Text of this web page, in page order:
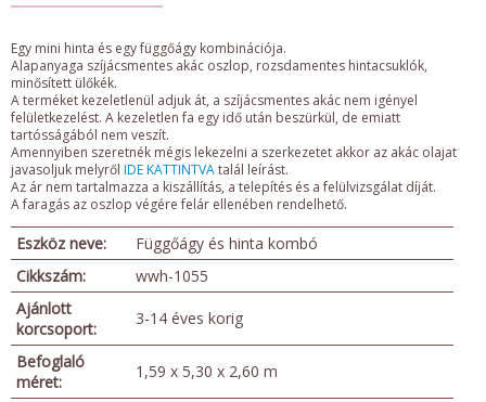
Egy mini hinta és egy függőágy kombinációja.
Alapanyaga szíjácsmentes akác oszlop, rozsdamentes hintacsuklók,
minősített ülőkék.
A terméket kezeletlenül adjuk át, a szíjácsmentes akác nem igényel
felületkezelést. A kezeletlen fa egy idő után beszürkül, de emiatt
tartósságából nem veszít.
Amennyiben szeretnék mégis lekezelni a szerkezetet akkor az akác olajat
javasoljuk melyről IDE KATTINTVAtalál leírást.
Az ár nem tartalmazza a kiszállítás, a telepítés és a felülvizsgálat díját.
A faragás az oszlop végére felár ellenében rendelhető.
Eszköz neve:
Függőágy és hinta kombó
Cikkszám:
wwh-1055
Ajánlott
korcsoport:
3-14 éves korig
Befoglaló
méret:
1,59 x 5,30 x 2,60 m